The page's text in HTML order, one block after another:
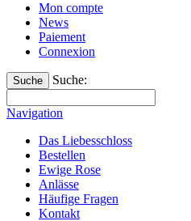
Mon compte
News
Paiement
Connexion
Suche Suche:
Navigation
Das Liebesschloss
Bestellen
Ewige Rose
Anlässe
Häufige Fragen
Kontakt